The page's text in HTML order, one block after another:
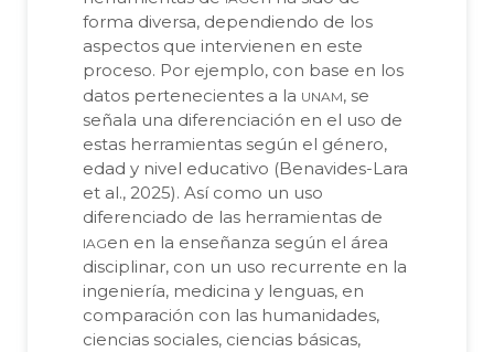
forma diversa, dependiendo de los
aspectos que intervienen en este
proceso. Por ejemplo, con base en los
datos pertenecientes a la unam, se
señala una diferenciación en el uso de
estas herramientas según el género,
edad y nivel educativo (Benavides-Lara
et al., 2025). Así como un uso
diferenciado de las herramientas de
iagen en la enseñanza según el área
disciplinar, con un uso recurrente en la
ingeniería, medicina y lenguas, en
comparación con las humanidades,
ciencias sociales, ciencias básicas,